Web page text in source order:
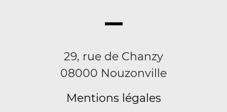
29, rue de Chanzy
08000 Nouzonville
Mentions légales